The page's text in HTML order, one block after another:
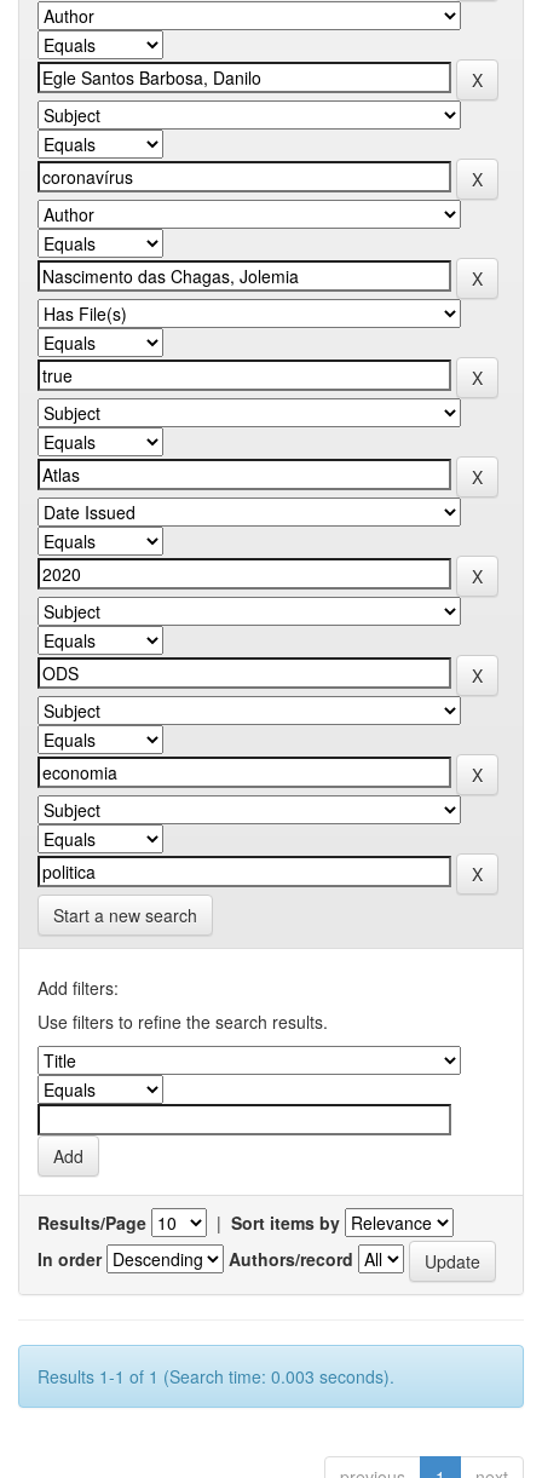
Start a new search
Add filters:
Use filters to refine the search results.
Results/Page | Sort items by
In order
Authors/record
Results 1-1 of 1 (Search time: 0.003 seconds).